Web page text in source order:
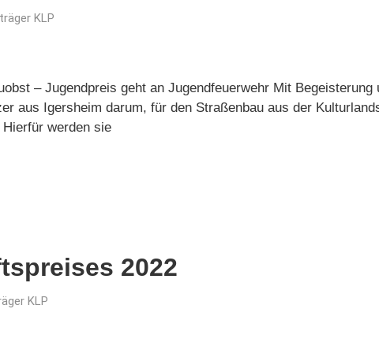
KLP
– Jugendpreis geht an Jugendfeuerwehr Mit Begeisterung
aus Igersheim darum, für den Straßenbau aus der
werden sie
2022
KLP